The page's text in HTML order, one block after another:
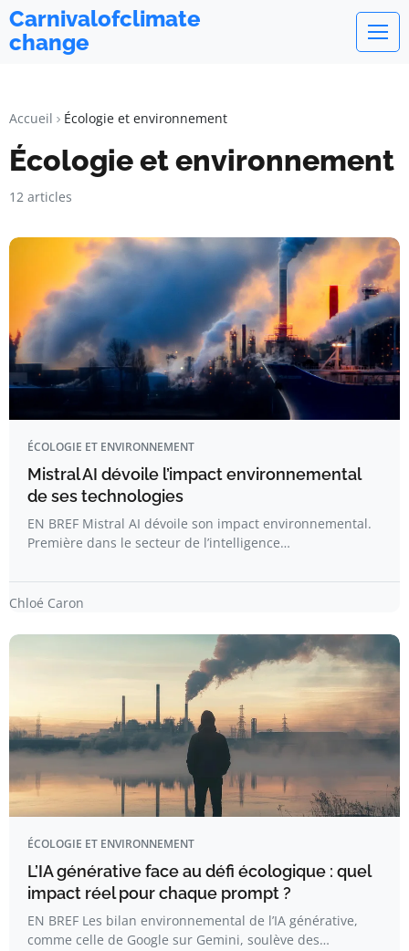
Carnivalofclimate
change
Accueil Écologie et environnement
Écologie et environnement
12 articles
ÉCOLOGIE ET ENVIRONNEMENT
Mistral AI dévoile l’impact environnemental
de ses technologies
EN BREF Mistral AI dévoile son impact environnemental.
Première dans le secteur de l’intelligence…
Chloé Caron
ÉCOLOGIE ET ENVIRONNEMENT
L’IA générative face au défi écologique : quel
impact réel pour chaque prompt ?
EN BREF Les bilan environnemental de l’IA générative,
comme celle de Google sur Gemini, soulève des…